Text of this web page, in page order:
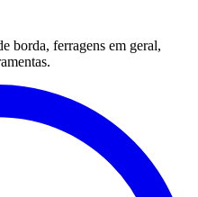
borda, ferragens em geral,